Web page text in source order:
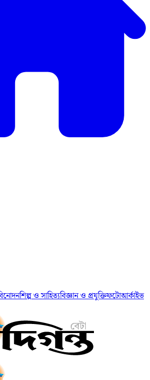
শিল্প ও সাহিত্যবিজ্ঞান ও প্রযুক্তিফটোআর্কাইভ